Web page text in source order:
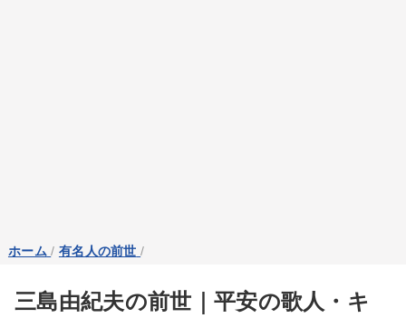
ホーム / 有名人の前世 /
三島由紀夫の前世｜平安の歌人・キ